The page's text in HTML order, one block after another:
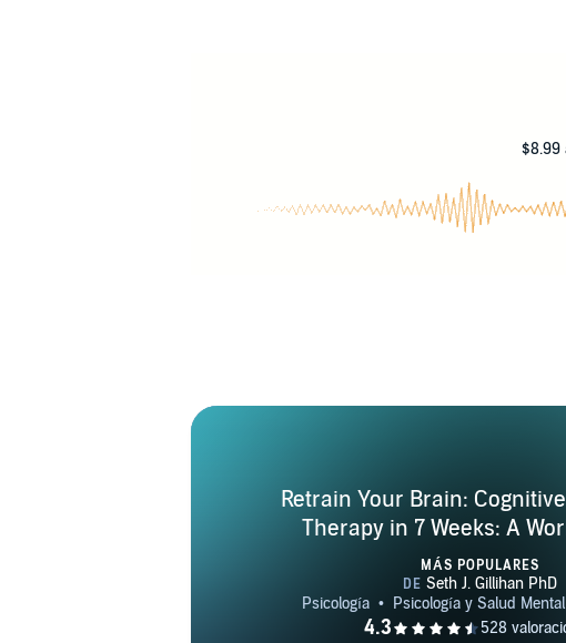
$8.99
Retrain Your Brain:
Therapy in 7 Weeks: A
Managing Depression
MÁS POPULARES